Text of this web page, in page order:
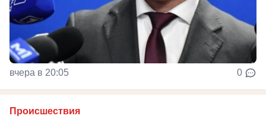
вчера в 20:05 0
Происшествия